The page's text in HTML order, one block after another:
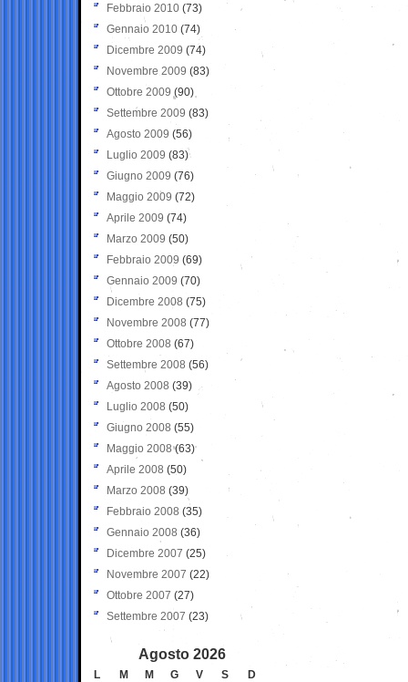
Febbraio 2010 (73)
Gennaio 2010 (74)
Dicembre 2009 (74)
Novembre 2009 (83)
Ottobre 2009 (90)
Settembre 2009 (83)
Agosto 2009 (56)
Luglio 2009 (83)
Giugno 2009 (76)
Maggio 2009 (72)
Aprile 2009 (74)
Marzo 2009 (50)
Febbraio 2009 (69)
Gennaio 2009 (70)
Dicembre 2008 (75)
Novembre 2008 (77)
Ottobre 2008 (67)
Settembre 2008 (56)
Agosto 2008 (39)
Luglio 2008 (50)
Giugno 2008 (55)
Maggio 2008(63)
Aprile 2008 (50)
Marzo 2008 (39)
Febbraio 2008 (35)
Gennaio 2008 (36)
Dicembre 2007 (25)
Novembre 2007 (22)
Ottobre 2007 (27)
Settembre 2007 (23)
Agosto 2026
L M M G V S
D